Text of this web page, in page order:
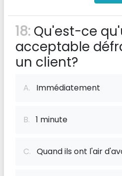
18: Qu'est-ce
acceptable
un client?
A. Immédiatement
B. 1 minute
C. Quand ils ont l'air